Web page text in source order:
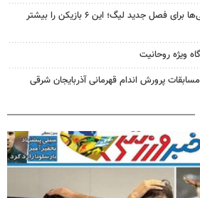
نسل جدید استقلالی‌ها برای فصل جدید لیگ؛ این ۶ بازیکن را بیشتر
ویژه روحانیت
پرورش اندام قهرمانی آذربایجان شرقی